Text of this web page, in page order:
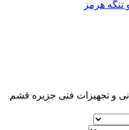
هرمز
و تجهیزات فنی جزیره قشم